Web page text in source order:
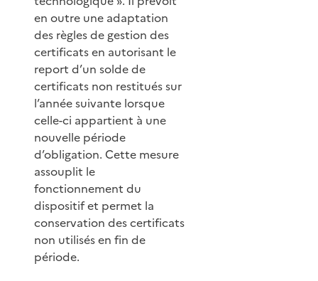
en outre une adaptation
des règles de gestion des
certificats en autorisant le
report d’un solde de
certificats non restitués sur
l’année suivante lorsque
celle-ci appartient à une
nouvelle période
d’obligation. Cette mesure
assouplit le
fonctionnement du
dispositif et permet la
conservation des certificats
non utilisés en fin de
période.